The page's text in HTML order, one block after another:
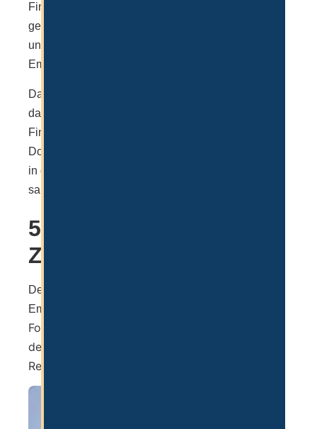
Fingerabdrücke, die auf der Emirates ID
gespeichert werden. Zudem wird ein Foto erstellt
und diese Daten werden anschließend auf der
Emirates ID gespeichert.
Das ist auch der Grund, weshalb die Emirates ID
das Schlüsseldokument ist, da man es mittels
Fingerscan zur Verifizierung und Zeichnung von
Dokumenten verwenden kann. Dieser Schritt dauert
in der Regel bei optimaler Planung nicht länger 1h
samt Wartezeit.
5. Antrag und
Zustellung Emirates ID
Der letzte Schritt ist der schriftliche Antrag auf die
Emirates ID via (Online) Formular.
Formular abgeschickt ist, geht die Emirates ID in
den Druck und die Abwicklung dauert in der
Regel nur wenige Werktage.